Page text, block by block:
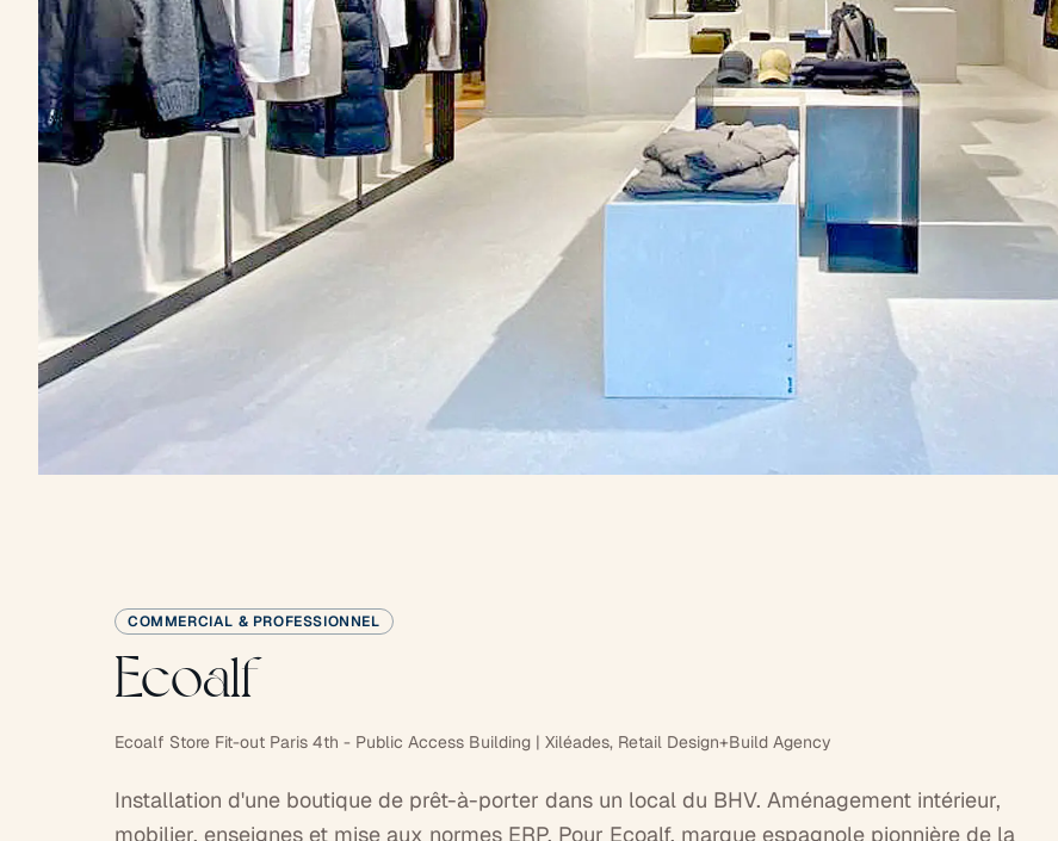
COMMERCIAL & PROFESSIONNEL
Ecoalf
Ecoalf Store Fit-out Paris 4th - Public Access Building | Xiléades, Retail Design+Build Agency
Installation d'une boutique de prêt-à-porter dans un local du BHV. Aménagement intérieur,
mobilier, enseignes et mise aux normes ERP. Pour Ecoalf, marque espagnole pionnière de la